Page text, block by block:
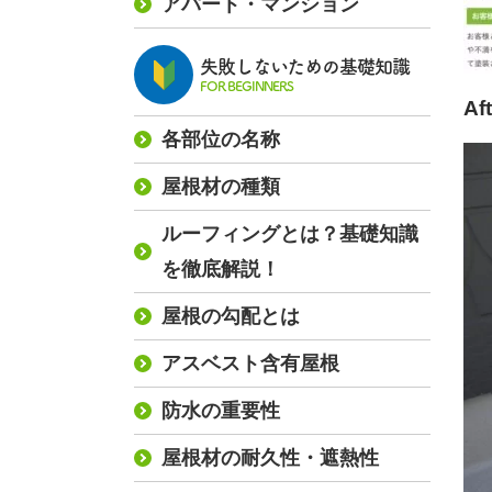
アパート・マンション
失敗しないための基礎知識
FOR BEGINNERS
各部位の名称
屋根材の種類
ルーフィングとは？基礎知識
を徹底解説！
屋根の勾配とは
アスベスト含有屋根
防水の重要性
屋根材の耐久性・遮熱性